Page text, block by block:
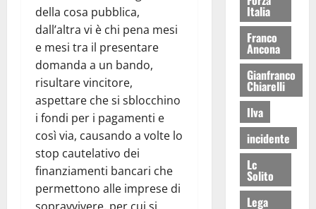
della cosa pubblica,
dall’altra vi è chi pena mesi
e mesi tra il presentare
domanda a un bando,
risultare vincitore,
aspettare che si sblocchino
i fondi per i pagamenti e
così via, causando a volte lo
stop cautelativo dei
finanziamenti bancari che
permettono alle imprese di
sopravvivere, per cui si
Italia
Franco
Ancona
Gianfranco
Chiarelli
Ilva
incidente
Lc
Solito
Lega